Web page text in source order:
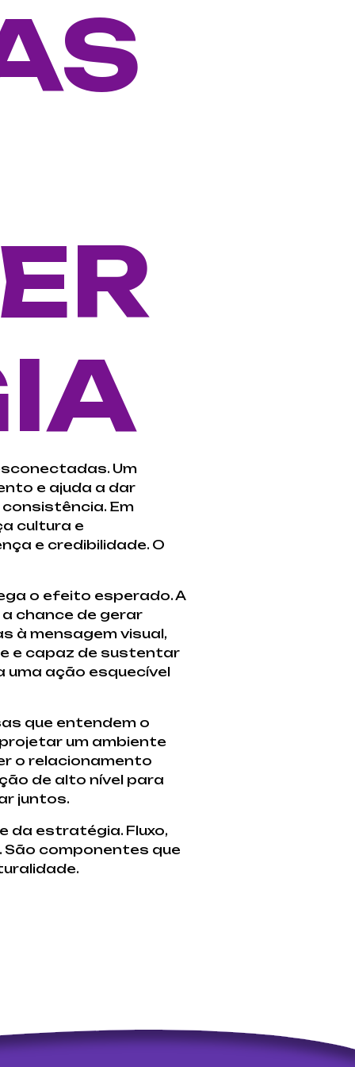
Um
e ajuda a dar
Em
cultura e
e credibilidade. O
o efeito esperado. A
chance de gerar
à mensagem visual,
e capaz de sustentar
uma ação esquecível
que entendem o
um ambiente
o relacionamento
de alto nível para
juntos.
da estratégia. Fluxo,
componentes que